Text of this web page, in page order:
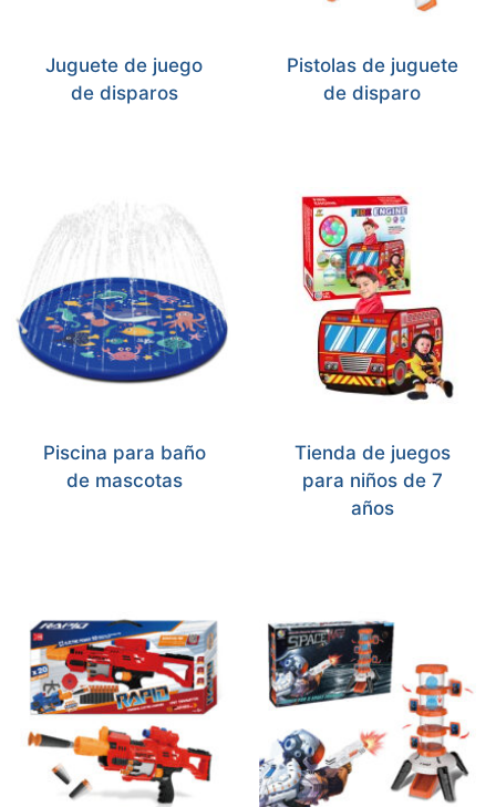
Juguete de juego
de disparos
Pistolas de juguete
de disparo
Piscina para baño
de mascotas
Tienda de juegos
para niños de 7
años